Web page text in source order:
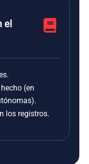
el
(en
los registros.